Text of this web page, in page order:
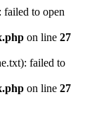
failed to open
on line 27
failed to
on line 27